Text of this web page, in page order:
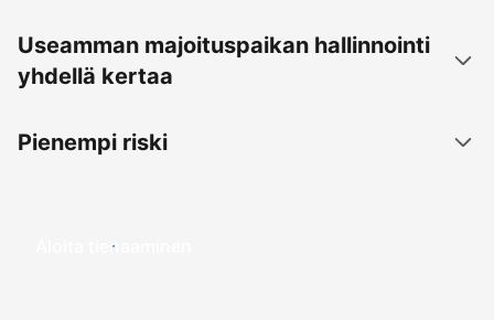
Useamman majoituspaikan hallinnointi
yhdellä kertaa
Pienempi riski
Aloita tienaaminen